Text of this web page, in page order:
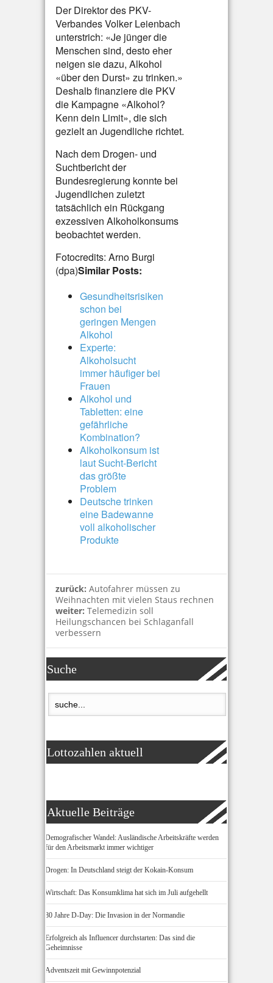
Der Direktor des PKV-
Verbandes Volker Leienbach
unterstrich: «Je jünger die
Menschen sind, desto eher
neigen sie dazu, Alkohol
«über den Durst» zu trinken.»
Deshalb finanziere die PKV
die Kampagne «Alkohol?
Kenn dein Limit», die sich
gezielt an Jugendliche richtet.
Nach dem Drogen- und
Suchtbericht der
Bundesregierung konnte bei
Jugendlichen zuletzt
tatsächlich ein Rückgang
exzessiven Alkoholkonsums
beobachtet werden.
Fotocredits: Arno Burgi
(dpa)Similar Posts:
Gesundheitsrisiken
schon bei
geringen Mengen
Alkohol
Experte:
Alkoholsucht
immer häufiger bei
Frauen
Alkohol und
Tabletten: eine
gefährliche
Kombination?
Alkoholkonsum ist
laut Sucht-Bericht
das größte
Problem
Deutsche trinken
eine Badewanne
voll alkoholischer
Produkte
zurück: Autofahrer müssen zu
Weihnachten mit vielen Staus rechnen
weiter: Telemedizin soll
Heilungschancen bei Schlaganfall
verbessern
Suche
Lottozahlen aktuell
Aktuelle Beiträge
Demografischer Wandel: Ausländische Arbeitskräfte werden
für den Arbeitsmarkt immer wichtiger
Drogen: In Deutschland steigt der Kokain-Konsum
Wirtschaft: Das Konsumklima hat sich im Juli aufgehellt
80 Jahre D-Day: Die Invasion in der Normandie
Erfolgreich als Influencer durchstarten: Das sind die
Geheimnisse
Adventszeit mit Gewinnpotenzial